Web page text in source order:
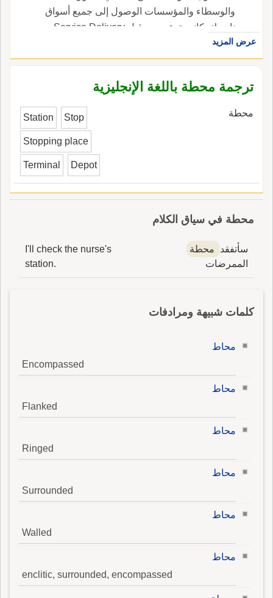
والوسطاء والمؤسسات الوصول إلى جميع أسواق
ناسدك. كانت تدعى من قبل Service Delivery
Workstation.
عرض المزيد
ترجمة محطة باللغة الإنجليزية
محطة Station Stop
Stopping place
Terminal Depot
محطة في سياق الكلام
سأتفقد
محطة
الممرضات
I'll check the nurse's
station.
كلمات شبيهة ومرادفات
محاط
Encompassed
محاط
Flanked
محاط
Ringed
محاط
Surrounded
محاط
Walled
محاط
enclitic, surrounded, encompassed